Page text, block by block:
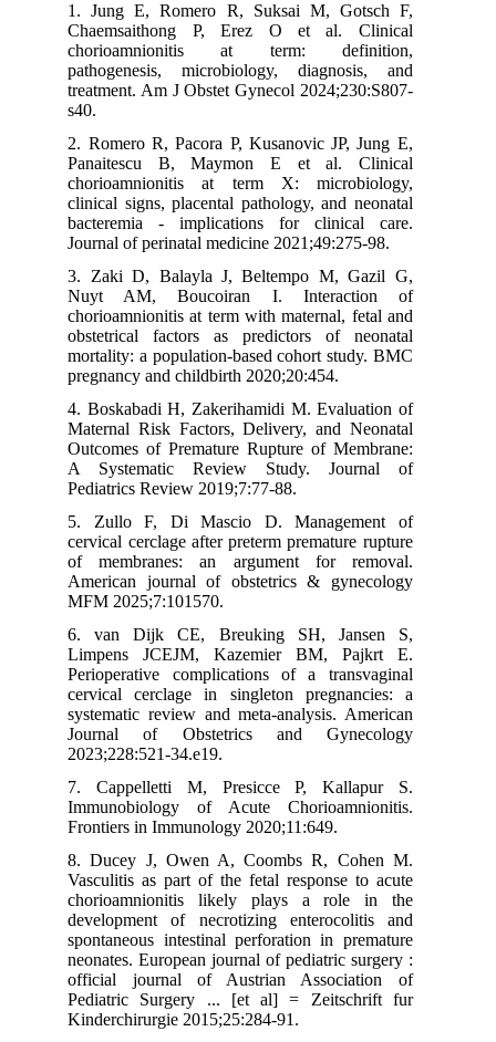
1. Jung E, Romero R, Suksai M, Gotsch F,
Chaemsaithong P, Erez O et al. Clinical
chorioamnionitis at term: definition,
pathogenesis, microbiology, diagnosis, and
treatment. Am J Obstet Gynecol 2024;230:S807-
s40.
2. Romero R, Pacora P, Kusanovic JP, Jung E,
Panaitescu B, Maymon E et al. Clinical
chorioamnionitis at term X: microbiology,
clinical signs, placental pathology, and neonatal
bacteremia - implications for clinical care.
Journal of perinatal medicine 2021;49:275-98.
3. Zaki D, Balayla J, Beltempo M, Gazil G,
Nuyt AM, Boucoiran I. Interaction of
chorioamnionitis at term with maternal, fetal and
obstetrical factors as predictors of neonatal
mortality: a population-based cohort study. BMC
pregnancy and childbirth 2020;20:454.
4. Boskabadi H, Zakerihamidi M. Evaluation of
Maternal Risk Factors, Delivery, and Neonatal
Outcomes of Premature Rupture of Membrane:
A Systematic Review Study. Journal of
Pediatrics Review 2019;7:77-88.
5. Zullo F, Di Mascio D. Management of
cervical cerclage after preterm premature rupture
of membranes: an argument for removal.
American journal of obstetrics & gynecology
MFM 2025;7:101570.
6. van Dijk CE, Breuking SH, Jansen S,
Limpens JCEJM, Kazemier BM, Pajkrt E.
Perioperative complications of a transvaginal
cervical cerclage in singleton pregnancies: a
systematic review and meta-analysis. American
Journal of Obstetrics and Gynecology
2023;228:521-34.e19.
7. Cappelletti M, Presicce P, Kallapur S.
Immunobiology of Acute Chorioamnionitis.
Frontiers in Immunology 2020;11:649.
8. Ducey J, Owen A, Coombs R, Cohen M.
Vasculitis as part of the fetal response to acute
chorioamnionitis likely plays a role in the
development of necrotizing enterocolitis and
spontaneous intestinal perforation in premature
neonates. European journal of pediatric surgery :
official journal of Austrian Association of
Pediatric Surgery ... [et al] = Zeitschrift fur
Kinderchirurgie 2015;25:284-91.